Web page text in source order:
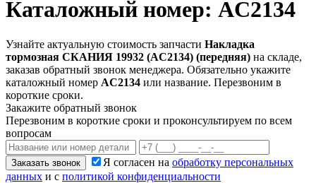
Каталожный номер: AC2134
Узнайте актуальную стоимость запчасти Накладка
тормозная СКАНИЯ 19932 (AC2134) (передняя) на складе,
заказав обратный звонок менеджера. Обязательно укажите
каталожный номер AC2134 или название. Перезвоним в
короткие сроки.
Закажите обратный звонок
Перезвоним в короткие сроки и проконсультируем по всем
вопросам
Заказать звонок Я согласен на обработку персональных
данных и с политикой конфиденциальности